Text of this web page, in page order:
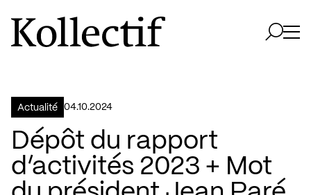
Aller à la page d'accueil
Logo Kollectif
Actualité 04.10.2024
Dépôt du rapport
d’activités 2023 + Mot